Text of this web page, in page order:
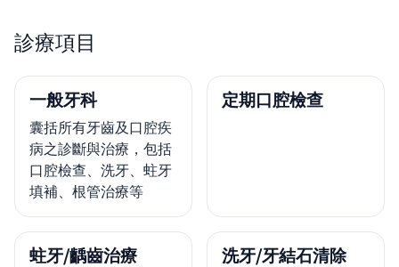
診療項目
一般牙科
囊括所有牙齒及口腔疾
病之診斷與治療，包括
口腔檢查、洗牙、蛀牙
填補、根管治療等
定期口腔檢查
蛀牙/齲齒治療 洗牙/牙結石清除